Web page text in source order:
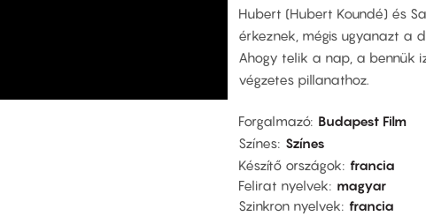
Hubert (Hubert Koundé) és
érkeznek, mégis ugyanazt a
Ahogy telik a nap, a bennük
végzetes pillanathoz.
Forgalmazó Budapest Film
Színes Színes
Készítő országok francia
Felirat nyelvek
magyar
Szinkron nyelvek francia